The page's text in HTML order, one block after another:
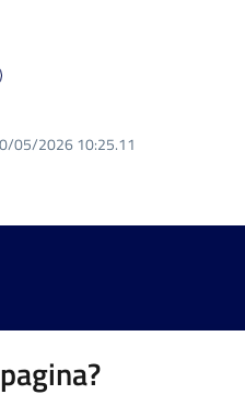
05/2026 10:25.11